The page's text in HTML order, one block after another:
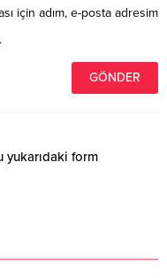
için adım, e-posta adresim
yukarıdaki form